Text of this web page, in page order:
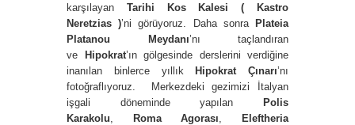
karşılayan Tarihi
Kos Kalesi ( Kastro
Neretzias )’ni görüyoruz. Daha sonra
Plateia
Platanou Meydanı’nı taçlandıran
ve
Hipokrat’ın gölgesinde derslerini verdiğine
inanılan binlerce yıllık
Hipokrat Çınarı’nı
fotoğraflıyoruz. Merkezdeki gezimizi İtalyan
işgali döneminde yapılan
Polis
Karakolu
Roma Agorası
Eleftheria